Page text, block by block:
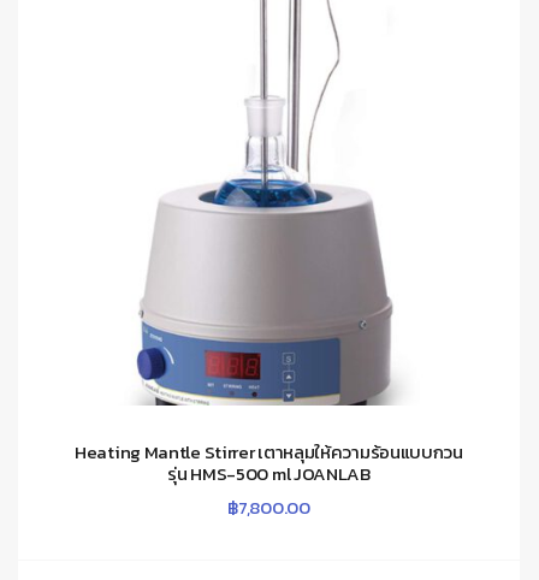
Heating Mantle Stirrer เตาหลุมให้ความร้อนแบบกวน
รุ่น HMS-500 ml JOANLAB
฿7,800.00